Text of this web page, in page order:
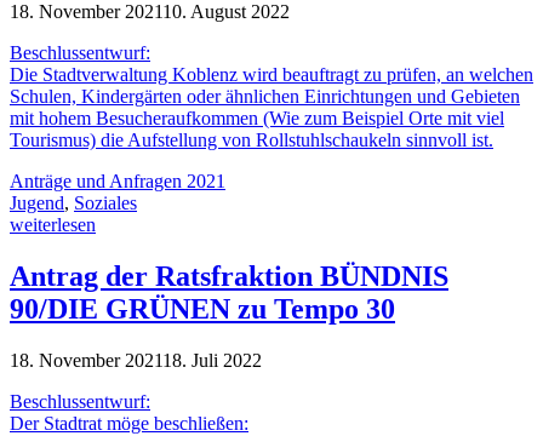
18. November 202110. August 2022
Beschlussentwurf:
Die Stadtverwaltung Koblenz wird beauftragt zu prüfen, an welchen
Schulen, Kindergärten oder ähnlichen Einrichtungen und Gebieten
mit hohem Besucheraufkommen (Wie zum Beispiel Orte mit viel
Tourismus) die Aufstellung von Rollstuhlschaukeln sinnvoll ist.
Anträge und Anfragen 2021
Jugend, Soziales
weiterlesen
Antrag der Ratsfraktion BÜNDNIS
90/DIE GRÜNEN zu Tempo 30
18. November 202118. Juli 2022
Beschlussentwurf:
Der Stadtrat möge beschließen: